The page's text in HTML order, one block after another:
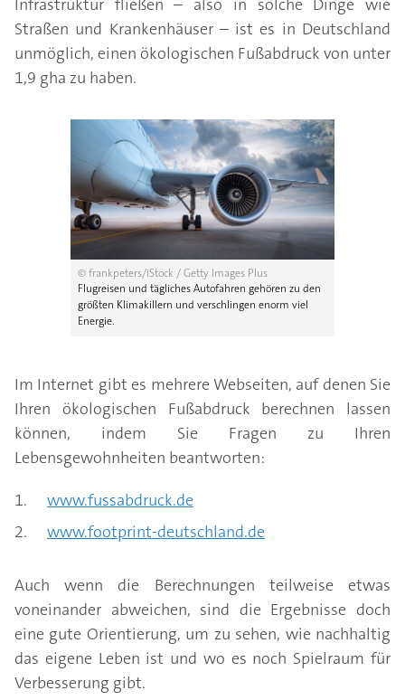
Infrastruktur fließen – also in solche Dinge wie
Straßen und Krankenhäuser – ist es in Deutschland
unmöglich, einen ökologischen Fußabdruck von unter
1,9 gha zu haben.
© frankpeters/iStock / Getty Images Plus
Flugreisen und tägliches Autofahren gehören zu den
größten Klimakillern und verschlingen enorm viel
Energie.
Im Internet gibt es mehrere Webseiten, auf denen Sie
Ihren ökologischen Fußabdruck berechnen lassen
können, indem Sie Fragen zu Ihren
Lebensgewohnheiten beantworten:
www.fussabdruck.de
www.footprint-deutschland.de
Auch wenn die Berechnungen teilweise etwas
voneinander abweichen, sind die Ergebnisse doch
eine gute Orientierung, um zu sehen, wie nachhaltig
das eigene Leben ist und wo es noch Spielraum für
Verbesserung gibt.